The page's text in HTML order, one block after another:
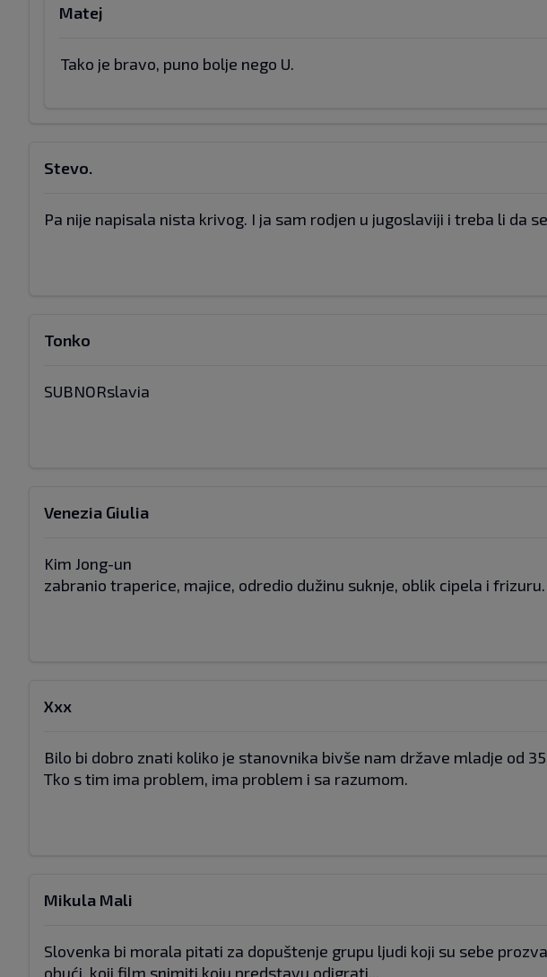
Matej
Tako je bravo, puno bolje nego U.
Stevo.
Pa nije napisala nista krivog. I ja sam rodjen u jugoslaviji i treba li da
Tonko
SUBNORslavia
Venezia Giulia
Kim Jong-un
zabranio traperice, majice, odredio dužinu suknje, oblik cipela i frizuru.
Xxx
Bilo bi dobro znati koliko je stanovnika bivše nam države mladje od
Tko s tim ima problem, ima problem i sa razumom.
Mikula Mali
Slovenka bi morala pitati za dopuštenje grupu ljudi koji su sebe
obući, koji film snimiti,koju predstavu odigrati...